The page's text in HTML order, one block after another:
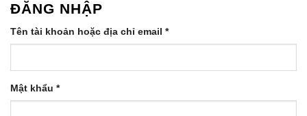
ĐĂNG NHẬP
Tên tài khoản hoặc địa chỉ email *
Mật khẩu *